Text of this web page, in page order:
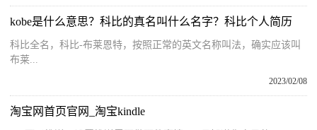
kobe是什么意思？科比的真名叫什么名字？科比个人简历
科比全名，科比-布莱恩特，按照正常的英文名称叫法，确实应该叫
布莱...
2023/02/08
淘宝网首页官网_淘宝kindle